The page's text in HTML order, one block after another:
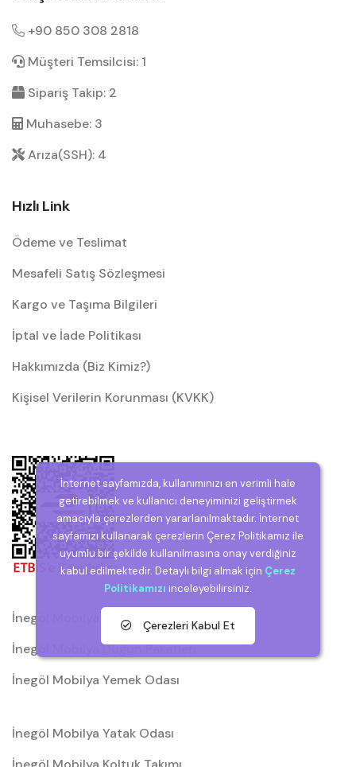
+90 850 308 2818
Müşteri Temsilcisi: 1
Sipariş Takip: 2
Muhasebe: 3
Arıza(SSH): 4
Hızlı Link
Ödeme ve Teslimat
Mesafeli Satış Sözleşmesi
Kargo ve Taşıma Bilgileri
İptal ve İade Politikası
Hakkımızda (Biz Kimiz?)
Kişisel Verilerin Korunması (KVKK)
İnegöl Mobilya
İnegöl Mobilya Düğün Paketleri
İnegöl Mobilya Yemek Odası
İnegöl Mobilya Yatak Odası
İnternet sayfamızda, kullanımınızı en verimli hale
getirebilmek ve kullanıcı deneyiminizi geliştirmek
amacıyla çerezlerden yararlanılmaktadır. İnternet
sayfamızı kullanarak çerezlerin Çerez Politikamız ile
uyumlu bir şekilde kullanılmasına onay verdiğiniz
kabul edilmektedir. Detaylı bilgi almak için Çerez
Politikamızı inceleyebilirsiniz.
Çerezleri Kabul Et